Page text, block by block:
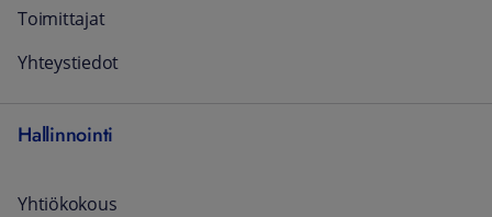
Toimittajat
Yhteystiedot
Hallinnointi
Yhtiökokous